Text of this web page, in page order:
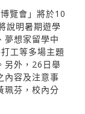
覽會」將於10
說明暑期遊學
夢想家留學中
工等多場主題
另外，26日舉
內容及注意事
珮芬，校內分